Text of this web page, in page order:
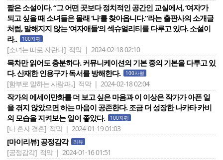
짧은 소설이다. “그 어떤 곳보다 정치적인 공간인 교실에서, ‘여자‘가
되고 싶을 때 소녀들은 몰래 ‘나‘를 찾아옵니다.”라는 출판사의 소개글
처럼, 말해지지 않는 ‘여자애들‘의 섹슈얼리티를 다루고 있다. 소설이
라..
100자평
[소녀는 따로 자란다] 적막 | 2024-02-18 02:10
목차만 읽어도 충분하다. 커뮤니케이션의 기본 중의 기본을 다루고 있
다. 산재한 인용구가 독서를 방해한다.
100자평
[함부로 말하는 사람과..] 적막 | 2024-02-18 02:04
작가의 에세이만화를 더 보고 싶은 마음과 이 이상은 작가가 아픈 일
을 겪지 않았으면 하는 마음이 공존한다. 조금 더 성장한 나카타 카비
의 모습을 지켜보는 일이 좋았다.
100자평
[나 혼자 결혼] 적막 | 2024-01-19 01:03
[마이리뷰] 공정감각 리뷰
[공정감각] 적막 | 2024-01-16 01:51